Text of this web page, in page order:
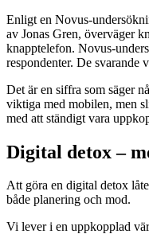
Enligt en Novus-
av Jonas Gren, överväger
knapptelefon. Novus-
respondenter. De svarande
Det är en siffra som säger
viktiga med mobilen, men
med att ständigt vara
Digital detox –
Att göra en digital detox
både planering och mod.
Vi lever i en uppkopplad